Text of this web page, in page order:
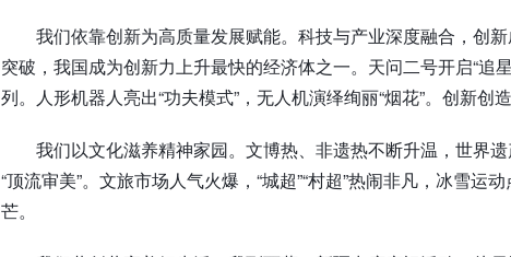
我们依靠创新为高质量发展赋能。科技与产业深度融合，创
突破，我国成为创新力上升最快的经济体之一。天问二号开启“追
列。人形机器人亮出“功夫模式”，无人机演绎绚丽“烟花”。创新创
我们以文化滋养精神家园。文博热、非遗热不断升温，世界
“顶流审美”。文旅市场人气火爆，“城超”“村超”热闹非凡，冰雪
芒。